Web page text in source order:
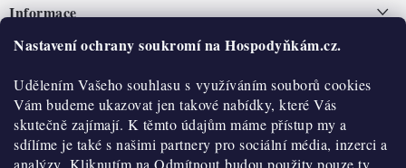
Nastavení ochrany soukromí na Hospodyňkám.cz.
Udělením Vašeho souhlasu s využíváním souborů cookies
Vám budeme ukazovat jen takové nabídky, které Vás
skutečně zajímají. K těmto údajům máme přístup my a
sdílíme je také s našimi partnery pro sociální média, inzerci a
analýzy. Kliknutím na Odmítnout budou použity pouze ty
pInformace
Nepřevzetí zásilky na dobírku
Obchodní podmínky
Hodnocení obchodu
Blog
O nás
Historie
Kontakty
O nákupu
Reklamace a vratky